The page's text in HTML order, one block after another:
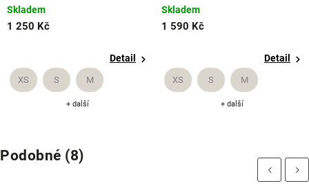
Skladem
1 250 Kč
Detail
XS S M
+ další
Skladem
1 590 Kč
Detail
XS S M
+ další
Podobné (8)
Previous Next